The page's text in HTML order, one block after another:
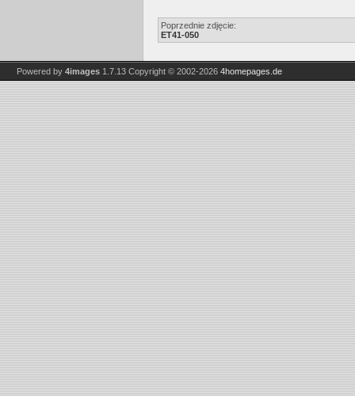
Poprzednie zdjęcie:
ET41-050
Powered by 4images 1.7.13 Copyright © 2002-2026 4homepages.de